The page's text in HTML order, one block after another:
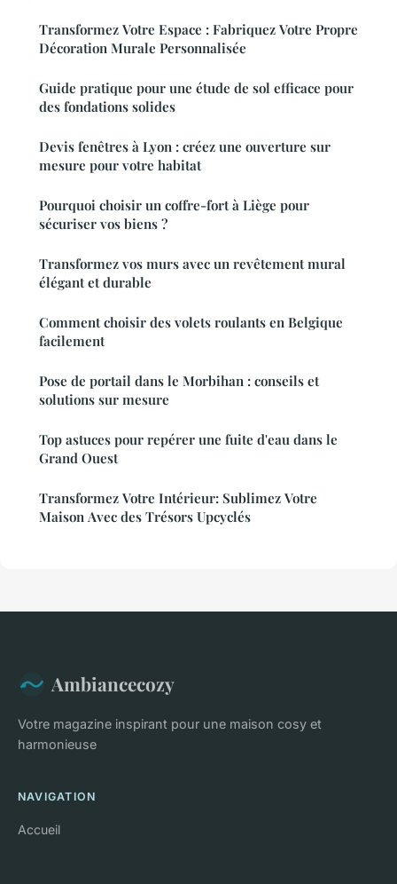
Transformez Votre Espace : Fabriquez Votre Propre
Décoration Murale Personnalisée
Guide pratique pour une étude de sol efficace pour
des fondations solides
Devis fenêtres à Lyon : créez une ouverture sur
mesure pour votre habitat
Pourquoi choisir un coffre-fort à Liège pour
sécuriser vos biens ?
Transformez vos murs avec un revêtement mural
élégant et durable
Comment choisir des volets roulants en Belgique
facilement
Pose de portail dans le Morbihan : conseils et
solutions sur mesure
Top astuces pour repérer une fuite d'eau dans le
Grand Ouest
Transformez Votre Intérieur: Sublimez Votre
Maison Avec des Trésors Upcyclés
Ambiancecozy
Votre magazine inspirant pour une maison cosy et
harmonieuse
NAVIGATION
Accueil